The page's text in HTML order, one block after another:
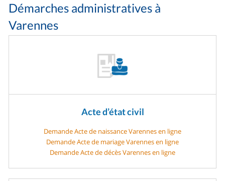
Démarches administratives à
Varennes
Acte d’état civil
Demande Acte de naissance Varennes en ligne
Demande Acte de mariage Varennes en ligne
Demande Acte de décès Varennes en ligne